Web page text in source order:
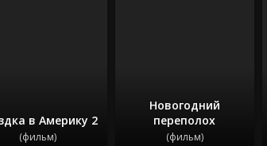
в Америку 2
(фильм)
Новогодний
переполох
(фильм)